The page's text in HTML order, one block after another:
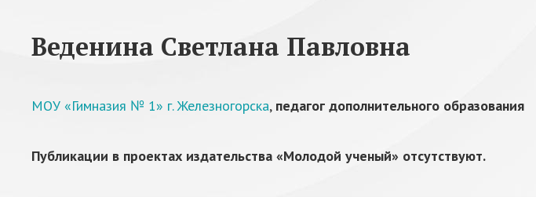
Веденина Светлана Павловна
МОУ «Гимназия № 1» г. Железногорска, педагог дополнительного образования
Публикации в проектах издательства «Молодой ученый» отсутствуют.